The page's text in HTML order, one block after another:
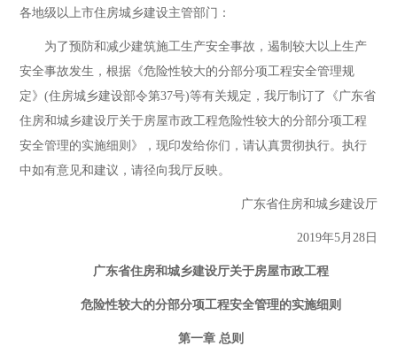
各地级以上市住房城乡建设主管部门：
为了预防和减少建筑施工生产安全事故，遏制较大以上生产
安全事故发生，根据《危险性较大的分部分项工程安全管理规
定》(住房城乡建设部令第37号)等有关规定，我厅制订了《广东省
住房和城乡建设厅关于房屋市政工程危险性较大的分部分项工程
安全管理的实施细则》，现印发给你们，请认真贯彻执行。执行
中如有意见和建议，请径向我厅反映。
广东省住房和城乡建设厅
2019年5月28日
广东省住房和城乡建设厅关于房屋市政工程
危险性较大的分部分项工程安全管理的实施细则
第一章 总则